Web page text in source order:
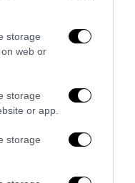
storage
web or
storage
or app.
storage